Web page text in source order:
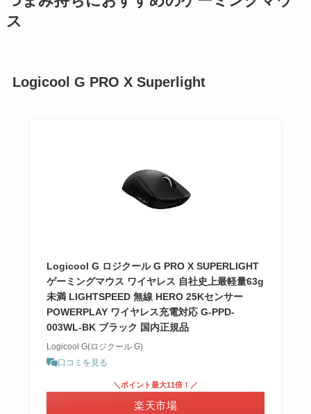
ス
Logicool G PRO X Superlight
Logicool G ロジクール G PRO X SUPERLIGHT
ゲーミングマウス ワイヤレス 自社史上最軽量63g
未満 LIGHTSPEED 無線 HERO 25Kセンサー
POWERPLAY ワイヤレス充電対応 G-PPD-
003WL-BK ブラック 国内正規品
Logicool G(ロジクール G)
口コミを見る
＼ポイント最大11倍！／
楽天市場